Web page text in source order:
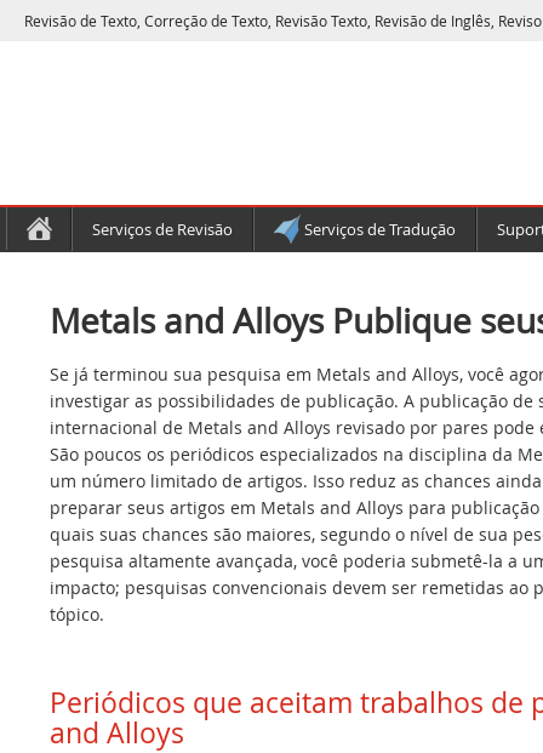
Revisão de Texto, Correção de Texto, Revisão Texto, Revisão de Inglês,
Serviços de Revisão Serviços de Tradução
Metals and Alloys Publique
Se já terminou sua pesquisa em Metals and Alloys, você
investigar as possibilidades de publicação. A publicação
internacional de Metals and Alloys revisado por pares
São poucos os periódicos especializados na disciplina da
um número limitado de artigos. Isso reduz as chances
preparar seus artigos em Metals and Alloys para
quais suas chances são maiores, segundo o nível de sua
pesquisa altamente avançada, você poderia submetê-la a
impacto; pesquisas convencionais devem ser remetidas ao
tópico.
Periódicos que aceitam trabalhos de
and Alloys